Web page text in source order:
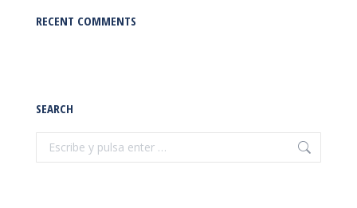
RECENT COMMENTS
SEARCH
Buscar: